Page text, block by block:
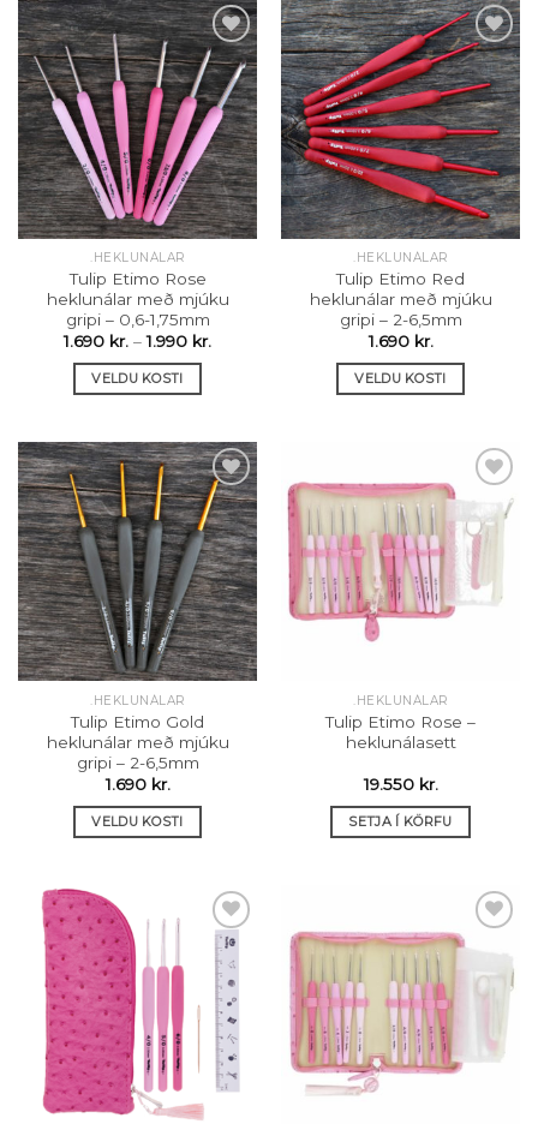
Setja á
óskalista
.HEKLUNÁLAR
Tulip Etimo Rose
heklunálar með mjúku
gripi – 0,6-1,75mm
1.690 kr. – 1.990 kr.
VELDU KOSTI
has
multiple
variants.
The
options
may
be
chosen
on
the
product
page
Setja á
óskalista
.HEKLUNÁLAR
Tulip Etimo Red
heklunálar með mjúku
gripi – 2-6,5mm
1.690 kr.
VELDU KOSTI
multiple
variants.
The
options
may
be
product
page
Setja á
óskalista
.HEKLUNÁLAR
Tulip Etimo Gold
heklunálar með mjúku
gripi – 2-6,5mm
1.690 kr.
VELDU KOSTI
multiple
The
may
be
chosen
on
Setja á
óskalista
.HEKLUNÁLAR
Tulip Etimo Rose –
heklunálasett
19.550 kr.
SETJA Í KÖRFU
Setja á
óskalista
óskalista